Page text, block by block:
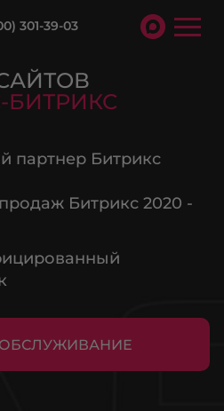
301-39-03
БИТРИКС
партнер Битрикс
Битрикс 2020 -
ОБСЛУЖИВАНИЕ